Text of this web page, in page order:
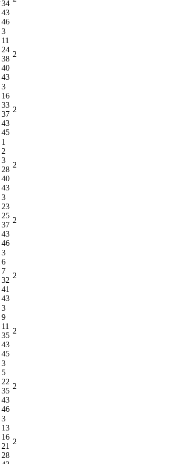
34
43
46
3
11
24
38
40
43
2
3
16
33
37
43
45
2
1
2
3
28
40
43
2
3
23
25
37
43
46
2
3
6
7
32
41
43
2
3
9
11
35
43
45
2
3
5
22
35
43
46
2
3
13
16
21
28
2